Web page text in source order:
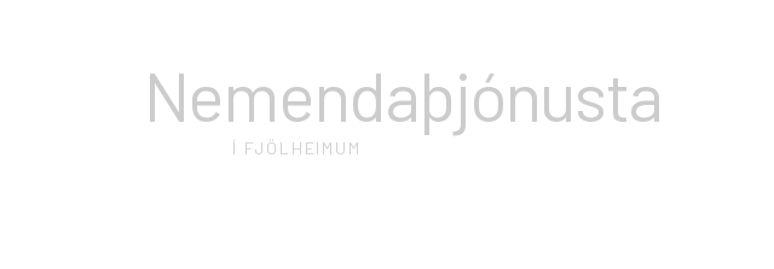
Nemendaþjónusta
Í FJÖLHEIMUM